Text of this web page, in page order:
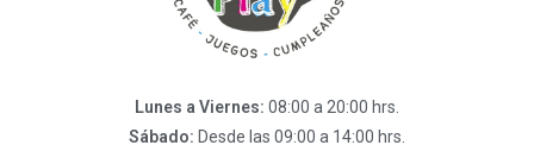
Lunes a Viernes: 08:00 a 20:00 hrs.
Sábado: Desde las 09:00 a 14:00 hrs.